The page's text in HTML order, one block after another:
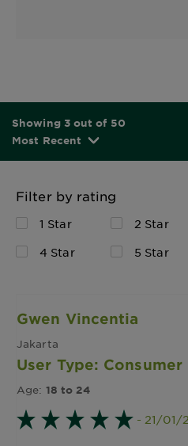
Showing 3 out of 50
Most Recent
Filter by rating
1 Star 2 Star
4 Star
5 Star
Gwen Vincentia
Jakarta
User Type: Consumer
Age: 18 to 24
- 21/01/